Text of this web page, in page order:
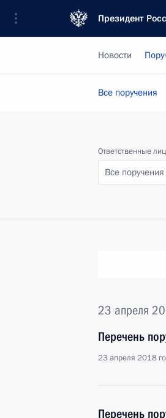
Президент
Новости
Все поручения
Ответственные
Все поручения
23 апреля
Перечень
23 апреля 2018
Перечень